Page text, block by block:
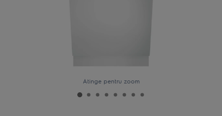
Atinge pentru zoom